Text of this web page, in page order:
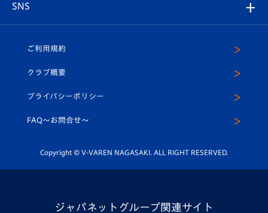
ホームタウン
平和祈念活動
ホームタウン活動
U-18
スクール
SNS
ヴィヴィくんインスタグラム
公式LINE＠
ご利用規約
クラブ概要
プライバシーポリシー
FAQ〜お問合せ〜
Copyright © V-VAREN NAGASAKI. ALL RIGHT RESERVED.
ジャパネットグループ関連サイト